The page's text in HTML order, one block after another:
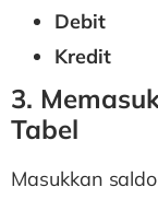
Debit
Kredit
3.
Tabel
Masukkan